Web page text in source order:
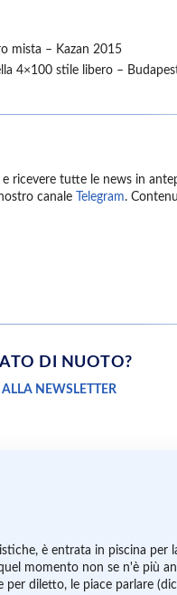
mista – Kazan 2015
4×100 stile libero –
ricevere tutte le news in
canale Telegram.
DI NUOTO?
NEWSLETTER
è entrata in piscina per
momento non se n'è più
per diletto, le piace parlare